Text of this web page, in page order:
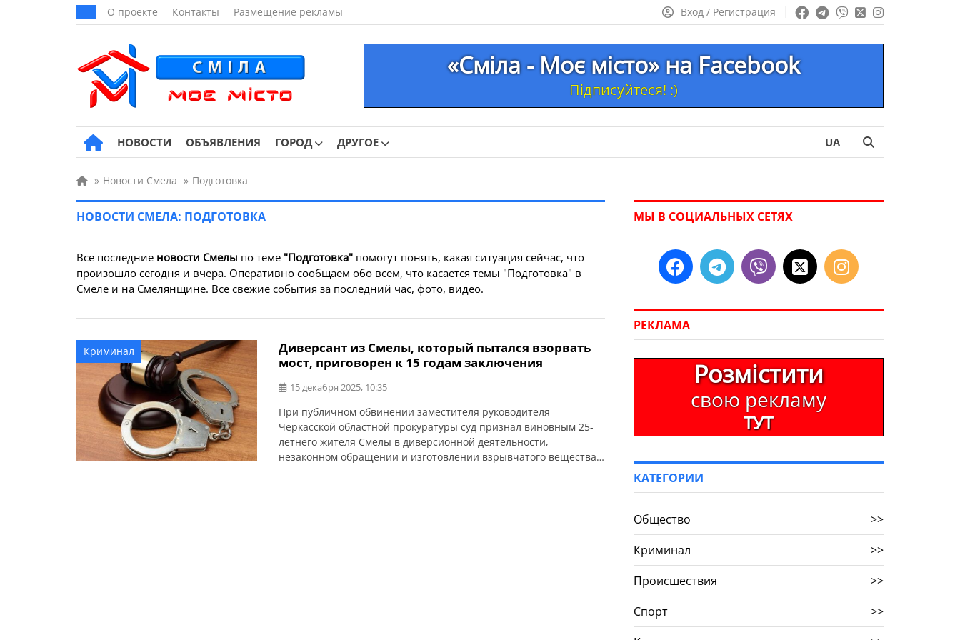
О проекте Контакты Размещение рекламы Вход / Регистрация
«Сміла - Моє місто» на Facebook
Підписуйтеся! :)
НОВОСТИ ОБЪЯВЛЕНИЯ ГОРОД ДРУГОЕ UA
» Новости Смела » Подготовка
НОВОСТИ СМЕЛА: ПОДГОТОВКА
Все последние новости Смелы по теме "Подготовка" помогут понять, какая ситуация сейчас, что
произошло сегодня и вчера. Оперативно сообщаем обо всем, что касается темы "Подготовка" в
Смеле и на Смелянщине. Все свежие события за последний час, фото, видео.
Криминал
Диверсант из Смелы, который пытался взорвать
мост, приговорен к 15 годам заключения
15 декабря 2025, 10:35
При публичном обвинении заместителя руководителя
Черкасской областной прокуратуры суд признал виновным 25-
летнего жителя Смелы в диверсионной деятельности,
незаконном обращении и изготовлении взрывчатого вещества
МЫ В СОЦИАЛЬНЫХ СЕТЯХ
РЕКЛАМА
Розмістити
свою рекламу
ТУТ
КАТЕГОРИИ
Общество
>>
Криминал
>>
Происшествия
>>
Спорт
>>